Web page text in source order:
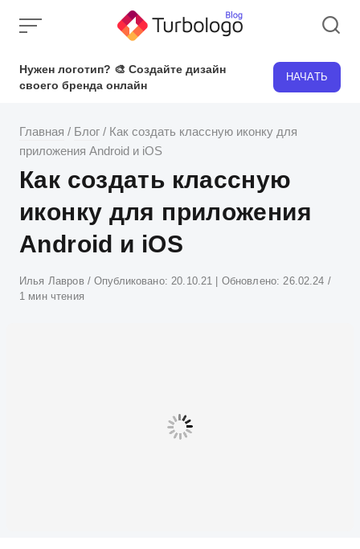
Нужен логотип? 🎨 Создайте дизайн
своего бренда онлайн
НАЧАТЬ
Главная / Блог / Как создать классную иконку для
приложения Android и iOS
Как создать классную
иконку для приложения
Android и iOS
Атвор
Илья Лавров Опубликовано:20.10.21 | Обновлено:26.02.24
1 мин чтения